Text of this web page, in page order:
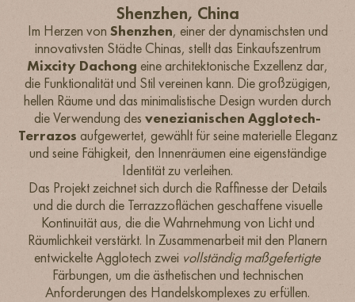
Shenzhen, China
Im Herzen von Shenzhen, einer der dynamischsten und
innovativsten Städte Chinas, stellt das Einkaufszentrum
Mixcity Dachong eine architektonische Exzellenz dar,
die Funktionalität und Stil vereinen kann. Die großzügigen,
hellen Räume und das minimalistische Design wurden durch
die Verwendung des venezianischen Agglotech-
Terrazos aufgewertet, gewählt für seine materielle Eleganz
und seine Fähigkeit, den Innenräumen eine eigenständige
Identität zu verleihen.
Das Projekt zeichnet sich durch die Raffinesse der Details
und die durch die Terrazzoflächen geschaffene visuelle
Kontinuität aus, die die Wahrnehmung von Licht und
Räumlichkeit verstärkt. In Zusammenarbeit mit den Planern
entwickelte Agglotech zwei vollständig maßgefertigte
Färbungen, um die ästhetischen und technischen
Anforderungen des Handelskomplexes zu erfüllen.